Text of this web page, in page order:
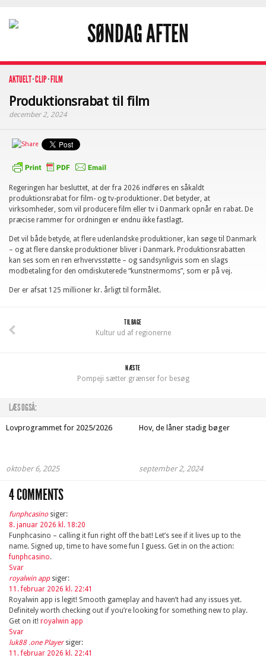
AKTUELT·CLIP·FILM
Produktionsrabat til film
december 2, 2024
Regeringen har besluttet, at der fra 2026 indføres en såkaldt
produktionsrabat for film- og tv-produktioner. Det betyder, at
virksomheder, som vil producere film eller tv i Danmark opnår en rabat. De
præcise rammer for ordningen er endnu ikke fastlagt.
Det vil både betyde, at flere udenlandske produktioner, kan søge til Danmark
– og at flere danske produktioner bliver i Danmark. Produktionsrabatten
kan ses som en ren erhvervsstøtte – og sandsynligvis som en slags
modbetaling for den omdiskuterede “kunstnermoms”, som er på vej.
Der er afsat 125 millioner kr. årligt til formålet.
TILBAGE
Kultur ud af regionerne
NÆSTE
Pompeji sætter grænser for besøg
LÆS OGSÅ:
Lovprogrammet for 2025/2026
oktober 6, 2025
Hov, de låner stadig bøger
september 2, 2024
4 COMMENTS
funphcasino siger:
8. januar 2026 kl. 18:20
Funphcasino – calling it fun right off the bat! Let’s see if it lives up to the
name. Signed up, time to have some fun I guess. Get in on the action:
funphcasino.
Svar
royalwin app siger:
11. februar 2026 kl. 22:41
Royalwin app is legit! Smooth gameplay and haven’t had any issues yet.
Definitely worth checking out if you’re looking for something new to play.
Get on it! royalwin app
Svar
luk88 .one Player siger:
11. februar 2026 kl. 22:41